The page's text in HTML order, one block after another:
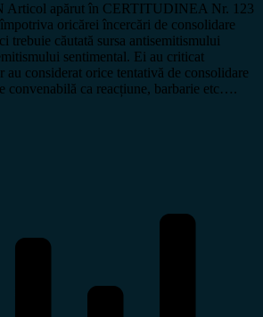
apărut în CERTITUDINEA Nr. 123
oricărei încercări de consolidare
trebuie căutată sursa antisemitismului
sentimental. Ei au criticat
au considerat orice tentativă de consolidare
convenabilă ca reacțiune, barbarie etc….